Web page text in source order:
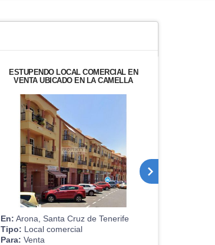
ESTUPENDO LOCAL COMERCIAL EN
VENTA UBICADO EN LA CAMELLA
En: Arona, Santa Cruz de Tenerife
Tipo: Local comercial
Para: Venta